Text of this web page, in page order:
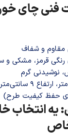
چای
و شفاف
قرمز، مشکی و
نوشیدنی گرم
حفظ کیفیت طرح)
یه انتخاب